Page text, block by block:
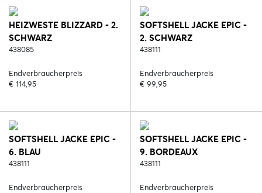
HEIZWESTE BLIZZARD - 2.
SCHWARZ
438085
Endverbraucherpreis
€ 114,95
SOFTSHELL JACKE EPIC -
2. SCHWARZ
438111
Endverbraucherpreis
€ 99,95
SOFTSHELL JACKE EPIC -
6. BLAU
438111
Endverbraucherpreis
SOFTSHELL JACKE EPIC -
9. BORDEAUX
438111
Endverbraucherpreis